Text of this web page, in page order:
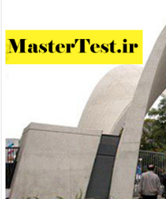
بهداشت ۱۴۰۲